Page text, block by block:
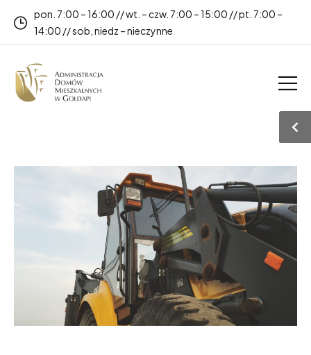
pon. 7:00 – 16:00 // wt. – czw. 7:00 – 15:00 // pt. 7:00 –
14:00 // sob, niedz – nieczynne